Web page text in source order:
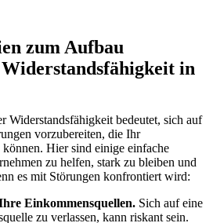
zum Aufbau
in
Widerstandsfähigkeit bedeutet, sich auf
vorzubereiten, die Ihr
Hier sind einige einfache
zu helfen, stark zu bleiben und
es mit Störungen konfrontiert wird:
Einkommensquellen. Sich auf eine
zu verlassen, kann riskant sein.